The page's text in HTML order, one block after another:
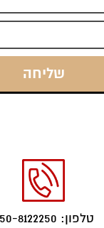
טלפון: 050-8122250